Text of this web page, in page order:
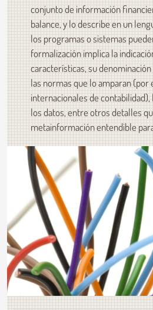
conjunto de información
balance, y lo describe en un
los programas o sistemas
formalización implica la
características, su
las normas que lo amparan (por
internacionales de
los datos, entre otros detalles
metainformación entendible